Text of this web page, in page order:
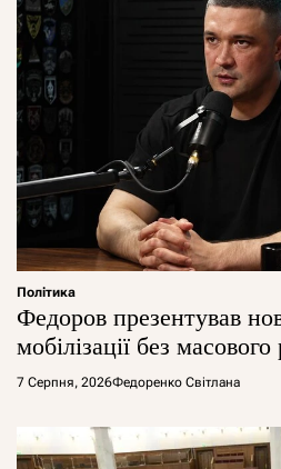
Політика
Федоров презентував
мобілізації без
7 Серпня, 2026Федоренко Світлана